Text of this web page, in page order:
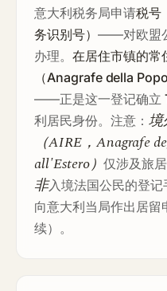
意大利税务局申请税号
务识别号） ——对欧盟
办理。 在居住市镇的常
（Anagrafe della
——正是这一登记确立
利居民身份。注意： 境
（AIRE，Anagrafe
all'Estero）仅涉及旅
非入境法国公民的登
向意大利当局作出居
续）。